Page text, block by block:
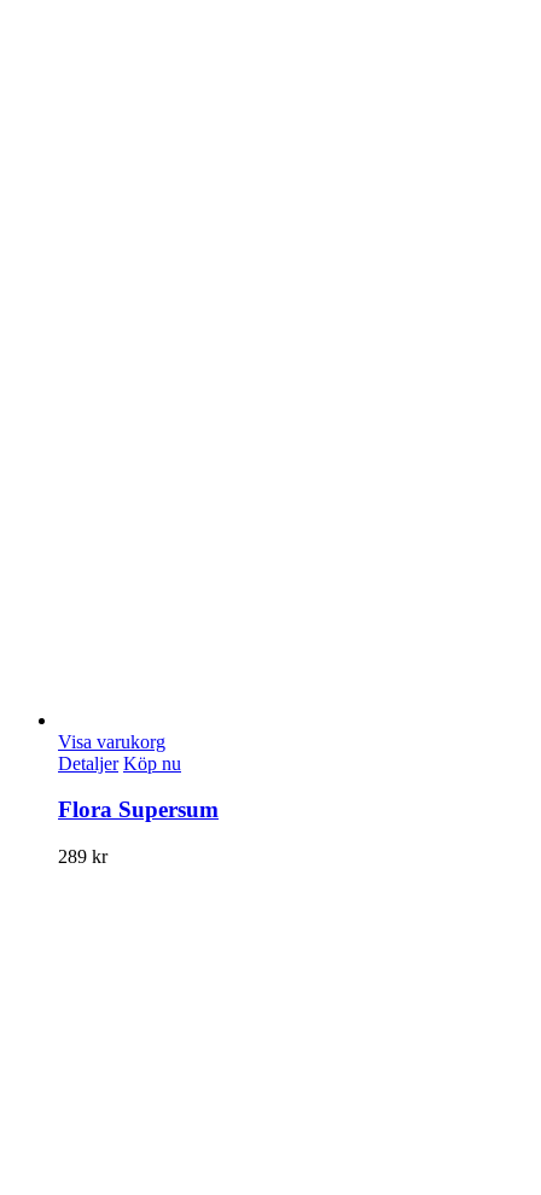
Visa varukorg
Detaljer Köp nu
Flora Supersum
289 kr